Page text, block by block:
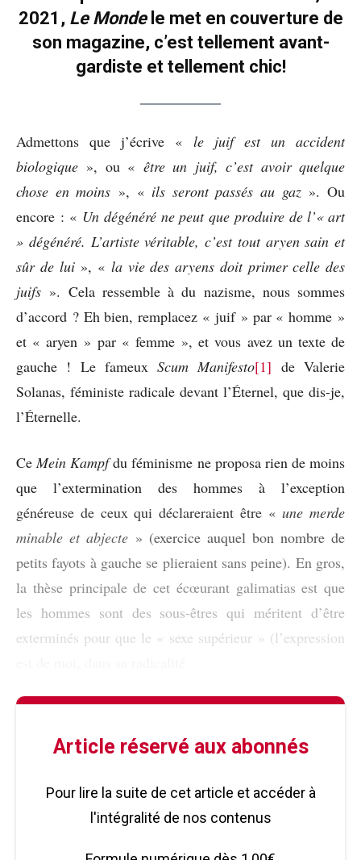
2021, Le Mondele met en couverture de
son magazine, c’est tellement avant-
gardiste et tellement chic!
Admettons que j’écrive « le juif est un accident
biologique », ou « être un juif, c’est avoir quelque
chose en moins », « ils seront passés au gaz». Ou
encore : « Un dégénéré ne peut que produire de l’« art
» dégénéré. L’artiste véritable, c’est tout aryen sain et
sûr de lui», « la vie des aryens doit primer celle des
juifs ». Cela ressemble à du nazisme, nous sommes
d’accord ? Eh bien, remplacez « juif » par « homme »
et « aryen » par « femme », et vous avez un texte de
gauche ! Le fameuxScum Manifesto[1] de Valerie
Solanas, féministe radicale devant l’Éternel, que dis-je,
l’Éternelle.
Ce Mein Kampfdu féminisme ne proposa rien de moins
que l’extermination des hommes à l’exception
généreuse de ceux qui déclareraient être «une merde
minable et abjecte » (exercice auquel bon nombre de
petits fayots à gauche se plieraient sans peine). En gros,
la thèse principale de cet écœurant galimatias est que
les hommes sont des sous-êtres qui méritent d’être
exterminés pour que le « sexe supérieur » (l’expression
Article réservé aux abonnés
Pour lire la suite de cet article et accéder à
l'intégralité de nos contenus